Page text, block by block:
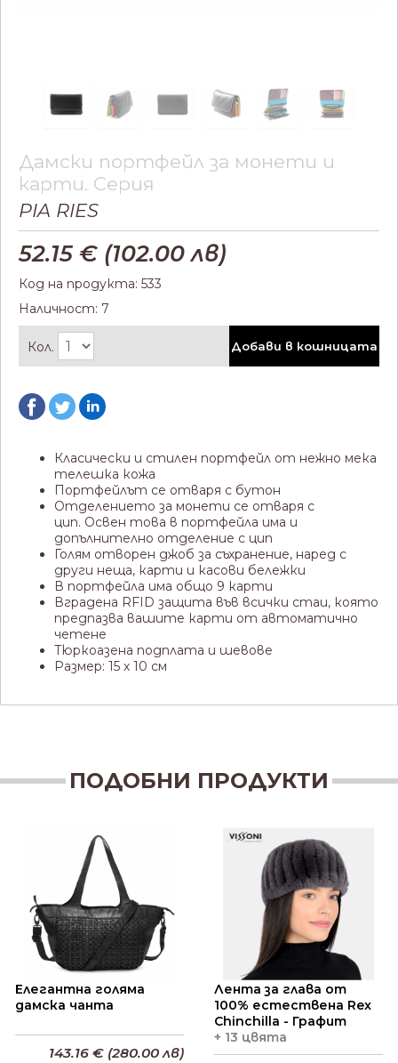
Дамски портфейл за монети и
карти. Серия
PIA RIES
52.15 € (102.00 лв)
Код на продукта: 533
Наличност: 7
Кол. Добави в кошницата
Класически и стилен портфейл от нежно мека
телешка кожа
Портфейлът се отваря с бутон
Отделението за монети се отваря с
цип. Освен това в портфейла има и
допълнително отделение с цип
Голям отворен джоб за съхранение, наред с
други неща, карти и касови бележки
В портфейла има общо 9 карти
Вградена RFID защита във всички стаи, която
предпазва вашите карти от автоматично
четене
Тюркоазена подплата и шевове
Размер: 15 х 10 см
ПОДОБНИ ПРОДУКТИ
Елегантна голяма
дамска чанта
143.16 € (280.00 лв)
Лента за глава от
100% естествена Rex
Chinchilla - Графит
+ 13 цвята